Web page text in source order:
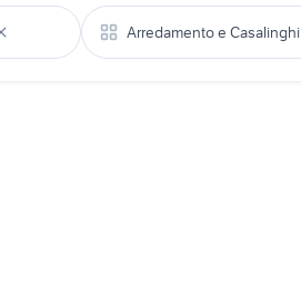
Arredamento e Casalinghi